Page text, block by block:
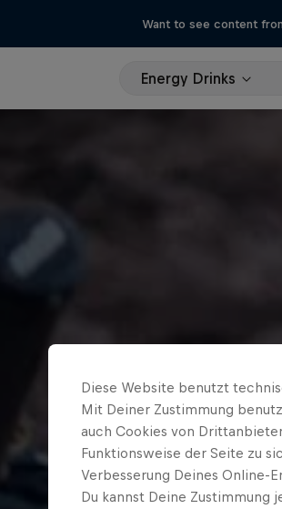
Want to see content
Energy Drinks
Diese Website benutzt
Mit Deiner Zustimmung
auch Cookies von
Funktionsweise der Seite zu
Verbesserung Deines Online-
Du kannst Deine Zustimmung